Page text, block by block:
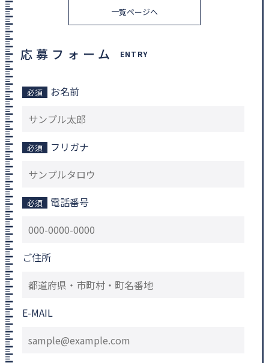
一覧ページへ
ENTRY
応募フォーム
必須 お名前
必須 フリガナ
必須 電話番号
ご住所
E-MAIL